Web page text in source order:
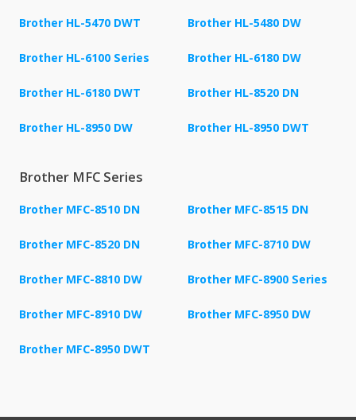
Brother HL-5470 DWT Brother HL-5480 DW
Brother HL-6100 Series Brother HL-6180 DW
Brother HL-6180 DWT Brother HL-8520 DN
Brother HL-8950 DW Brother HL-8950 DWT
Brother MFC Series
Brother MFC-8510 DN Brother MFC-8515 DN
Brother MFC-8520 DN Brother MFC-8710 DW
Brother MFC-8810 DW Brother MFC-8900 Series
Brother MFC-8910 DW Brother MFC-8950 DW
Brother MFC-8950 DWT